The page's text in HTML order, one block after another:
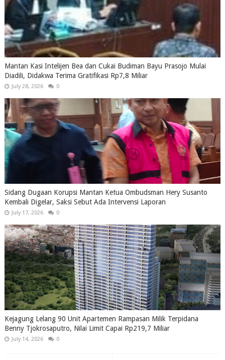
Mantan Kasi Intelijen Bea dan Cukai Budiman Bayu Prasojo Mulai
Diadili, Didakwa Terima Gratifikasi Rp7,8 Miliar
July 28, 2026 0
Sidang Dugaan Korupsi Mantan Ketua Ombudsman Hery Susanto
Kembali Digelar, Saksi Sebut Ada Intervensi Laporan
July 17, 2026 0
Kejagung Lelang 90 Unit Apartemen Rampasan Milik Terpidana
Benny Tjokrosaputro, Nilai Limit Capai Rp219,7 Miliar
July 14, 2026 0